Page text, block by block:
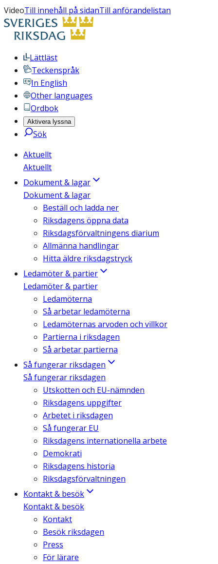
VideoTill innehåll på sidanTill anförandelistan
Lättläst
Teckenspråk
In English
Other languages
Ordbok
Aktivera lyssna
Sök
Aktuellt
Aktuellt
Dokument & lagar
Dokument & lagar
Beställ och ladda ner
Riksdagens öppna data
Riksdagsförvaltningens diarium
Allmänna handlingar
Hitta äldre riksdagstryck
Ledamöter & partier
Ledamöter & partier
Ledamöterna
Så arbetar ledamöterna
Ledamöternas arvoden och villkor
Partierna i riksdagen
Så arbetar partierna
Så fungerar riksdagen
Så fungerar riksdagen
Utskotten och EU-nämnden
Riksdagens uppgifter
Arbetet i riksdagen
Så fungerar EU
Riksdagens internationella arbete
Demokrati
Riksdagens historia
Riksdagsförvaltningen
Kontakt & besök
Kontakt & besök
Kontakt
Besök riksdagen
Press
För lärare